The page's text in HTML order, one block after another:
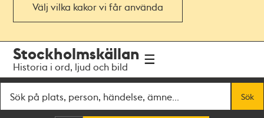
Välj vilka kakor vi får använda
navigationen
huvudinnehållet
Stockholmskällan
Historia i ord, ljud och bild
Sök